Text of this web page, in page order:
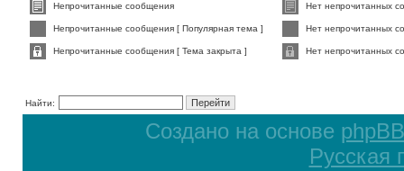
Непрочитанные сообщения Нет непрочитанных
Непрочитанные сообщения [ Популярная тема ] Нет непрочитанных
Непрочитанные сообщения [ Тема закрыта ] Нет непрочитанных
Найти:
Создано на основе phpBB
Русская